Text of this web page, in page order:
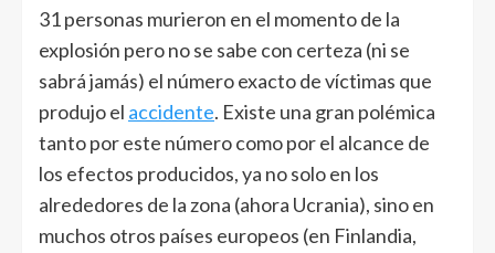
31 personas murieron en el momento de la
explosión pero no se sabe con certeza (ni se
sabrá jamás) el número exacto de víctimas que
produjo el accidente. Existe una gran polémica
tanto por este número como por el alcance de
los efectos producidos, ya no solo en los
alrededores de la zona (ahora Ucrania), sino en
muchos otros países europeos (en Finlandia,